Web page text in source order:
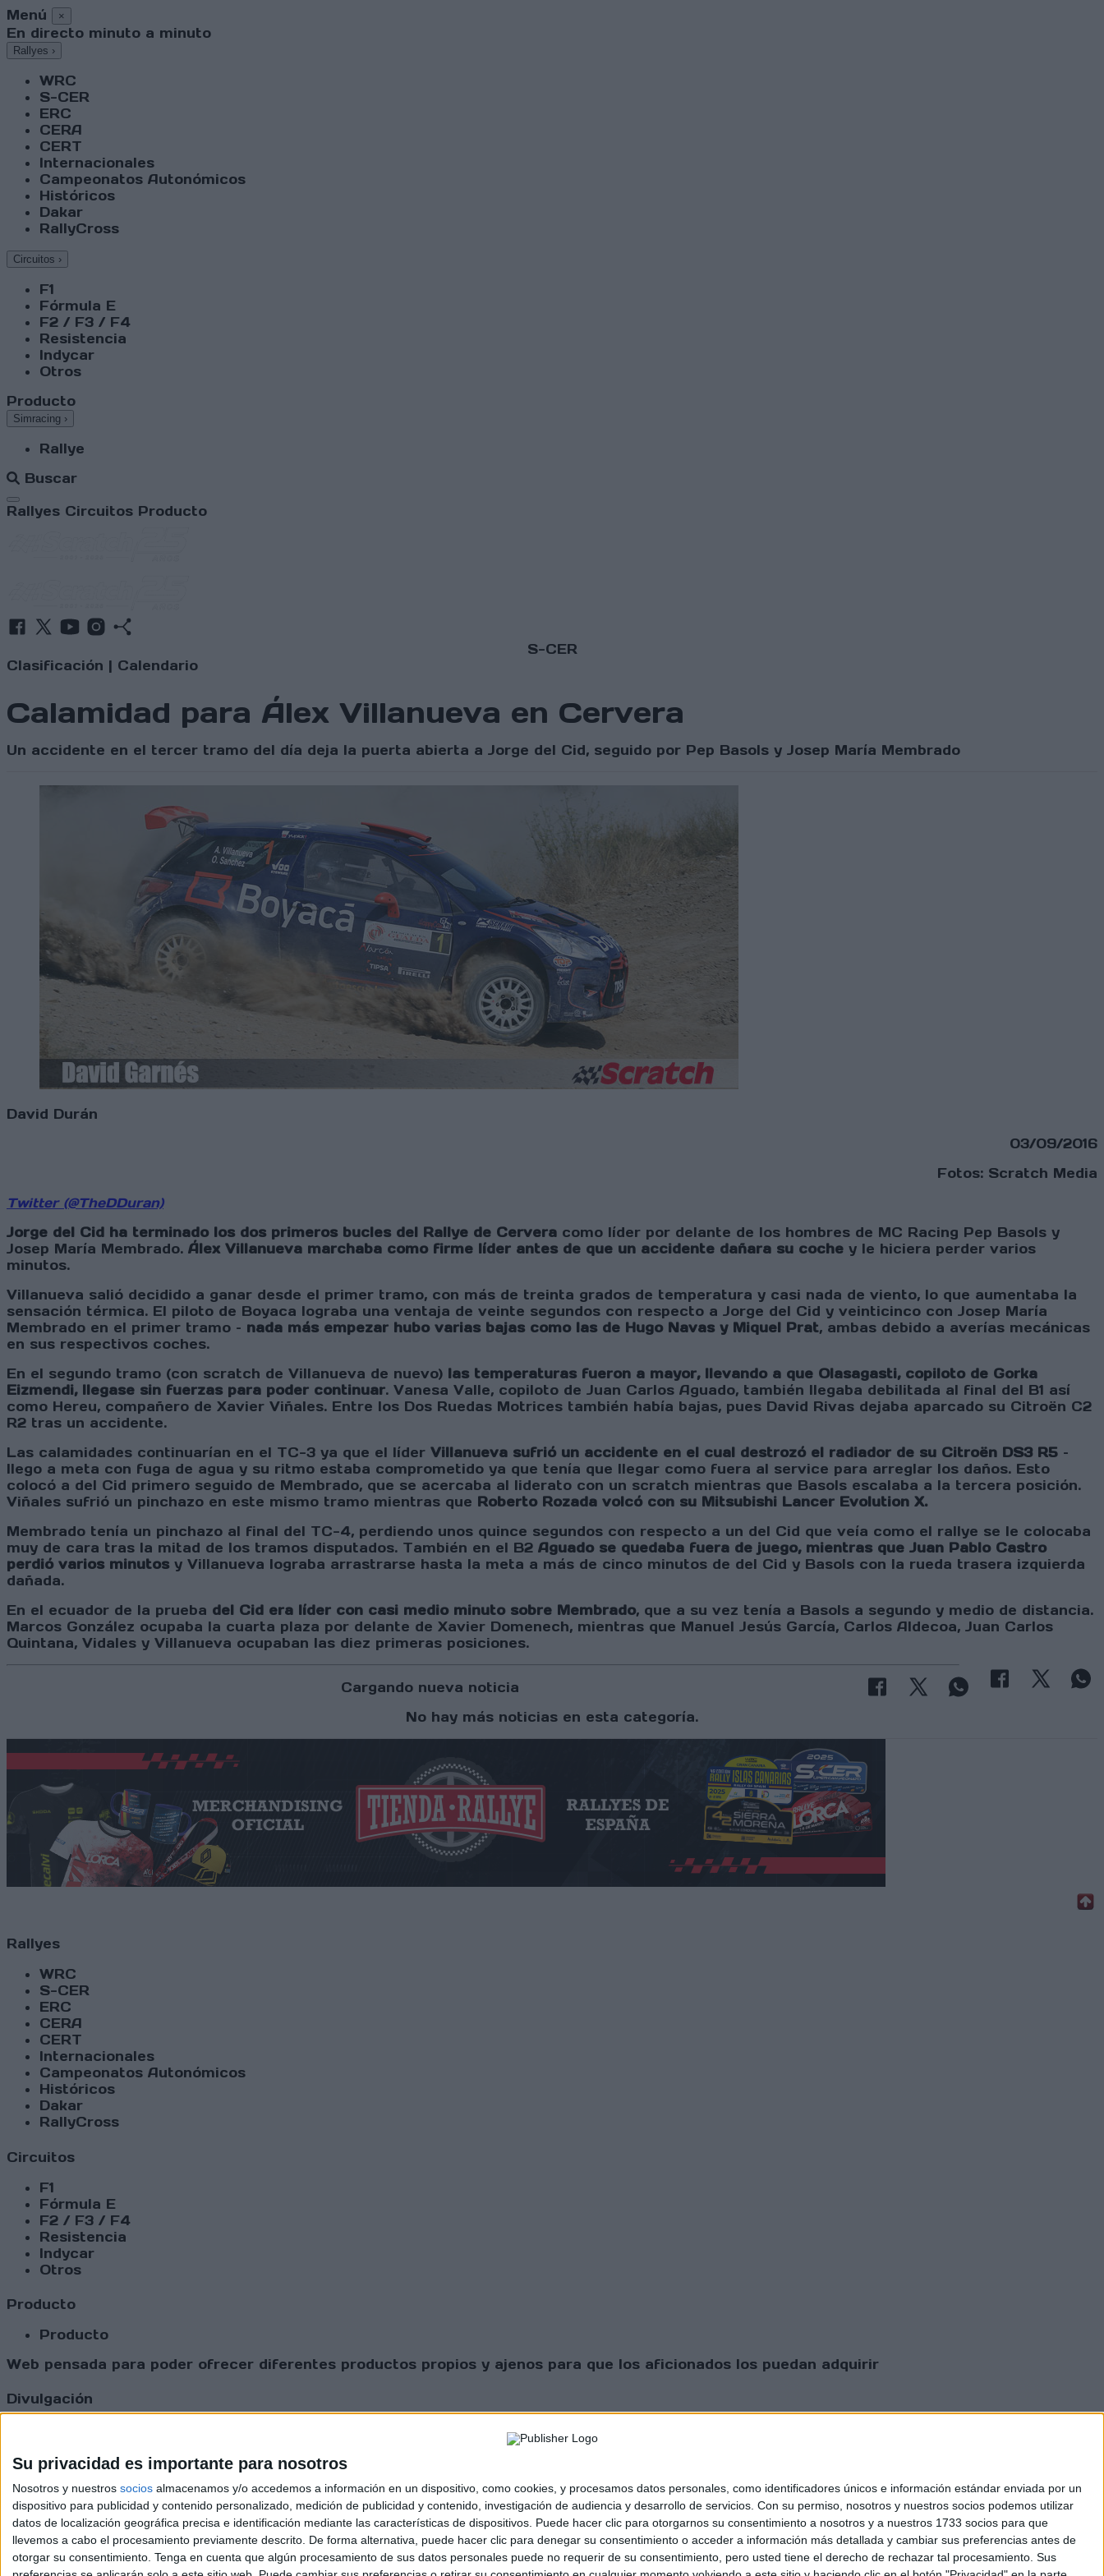
Su privacidad es importante para nosotros
Nosotros y nuestros socios almacenamos y/o accedemos a información en un dispositivo, como cookies, y procesamos datos personales, como identificadores únicos e información estándar enviada por un
dispositivo para publicidad y contenido personalizado, medición de publicidad y contenido, investigación de audiencia y desarrollo de servicios. Con su permiso, nosotros y nuestros socios podemos utilizar
datos de localización geográfica precisa e identificación mediante las características de dispositivos. Puede hacer clic para otorgarnos su consentimiento a nosotros y a nuestros 1733 socios para que
llevemos a cabo el procesamiento previamente descrito. De forma alternativa, puede hacer clic para denegar su consentimiento o acceder a información más detallada y cambiar sus preferencias antes de
otorgar su consentimiento. Tenga en cuenta que algún procesamiento de sus datos personales puede no requerir de su consentimiento, pero usted tiene el derecho de rechazar tal procesamiento. Sus
Menú ×
En directo minuto a minuto
Rallyes ›
WRC
S-CER
ERC
CERA
CERT
Internacionales
Campeonatos Autonómicos
Históricos
Dakar
RallyCross
Circuitos ›
F1
Fórmula E
F2 / F3 / F4
Resistencia
Indycar
Otros
Producto
Simracing ›
Rallye
Buscar
Abrir menú
Rallyes Circuitos Producto
S-CER
Clasificación | Calendario
Calamidad para Álex Villanueva en Cervera
Un accidente en el tercer tramo del día deja la puerta abierta a Jorge del Cid, seguido por Pep Basols y Josep María Membrado
David Durán
03/09/2016
Fotos: Scratch Media
Twitter (@TheDDuran)
Jorge del Cid ha terminado los dos primeros bucles del Rallye de Cervera como líder por delante de los hombres de MC Racing Pep Basols y
Josep María Membrado. Álex Villanueva marchaba como firme líder antes de que un accidente dañara su coche y le hiciera perder varios
minutos.
Villanueva salió decidido a ganar desde el primer tramo, con más de treinta grados de temperatura y casi nada de viento, lo que aumentaba la
sensación térmica. El piloto de Boyaca lograba una ventaja de veinte segundos con respecto a Jorge del Cid y veinticinco con Josep María
Membrado en el primer tramo – nada más empezar hubo varias bajas como las de Hugo Navas y Miquel Prat, ambas debido a averías mecánicas
en sus respectivos coches.
En el segundo tramo (con scratch de Villanueva de nuevo) las temperaturas fueron a mayor, llevando a que Olasagasti, copiloto de Gorka
Eizmendi, llegase sin fuerzas para poder continuar. Vanesa Valle, copiloto de Juan Carlos Aguado, también llegaba debilitada al final del B1 así
como Hereu, compañero de Xavier Viñales. Entre los Dos Ruedas Motrices también había bajas, pues David Rivas dejaba aparcado su Citroën C2
R2 tras un accidente.
Las calamidades continuarían en el TC-3 ya que el líder Villanueva sufrió un accidente en el cual destrozó el radiador de su Citroën DS3 R5 –
llego a meta con fuga de agua y su ritmo estaba comprometido ya que tenía que llegar como fuera al service para arreglar los daños. Esto
colocó a del Cid primero seguido de Membrado, que se acercaba al liderato con un scratch mientras que Basols escalaba a la tercera posición.
Viñales sufrió un pinchazo en este mismo tramo mientras que Roberto Rozada volcó con su Mitsubishi Lancer Evolution X.
Membrado tenía un pinchazo al final del TC-4, perdiendo unos quince segundos con respecto a un del Cid que veía como el rallye se le colocaba
muy de cara tras la mitad de los tramos disputados. También en el B2 Aguado se quedaba fuera de juego, mientras que Juan Pablo Castro
perdió varios minutos y Villanueva lograba arrastrarse hasta la meta a más de cinco minutos de del Cid y Basols con la rueda trasera izquierda
dañada.
En el ecuador de la prueba del Cid era líder con casi medio minuto sobre Membrado, que a su vez tenía a Basols a segundo y medio de distancia.
Marcos González ocupaba la cuarta plaza por delante de Xavier Domenech, mientras que Manuel Jesús García, Carlos Aldecoa, Juan Carlos
Quintana, Vidales y Villanueva ocupaban las diez primeras posiciones.
Cargando nueva noticia
No hay más noticias en esta categoría.
Rallyes
WRC
S-CER
ERC
CERA
CERT
Internacionales
Campeonatos Autonómicos
Históricos
Dakar
RallyCross
Circuitos
F1
Fórmula E
F2 / F3 / F4
Resistencia
Indycar
Otros
Producto
Producto
Web pensada para poder ofrecer diferentes productos propios y ajenos para que los aficionados los puedan adquirir
Divulgación
Comunicados
Vídeos (on boards)
Redes Sociales
2026 Revista Scratch |Contacto|Aviso legal y política de privacidad